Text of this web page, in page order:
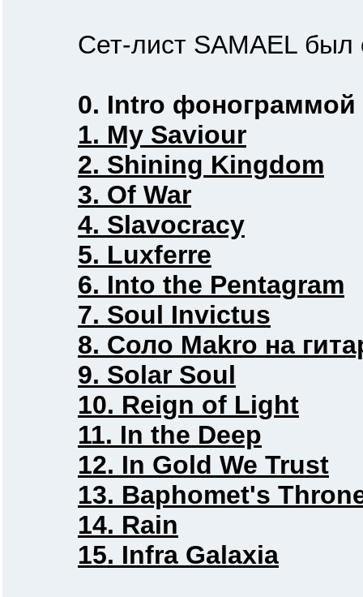
Сет-лист SAMAEL был
0. Intro фонограммой
1. My Saviour
2. Shining Kingdom
3. Of War
4. Slavocracy
5. Luxferre
6. Into the Pentagram
7. Soul Invictus
8. Соло Makro на
9. Solar Soul
10. Reign of Light
11. In the Deep
12. In Gold We Trust
13. Baphomet's
14. Rain
15. Infra Galaxia